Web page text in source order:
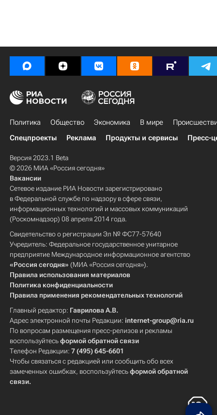
Политика Общество Экономика В мире
Спецпроекты
Реклама Продукты и сервисы Пресс-
Версия 2023.1 Beta
© 2026 МИА «Россия сегодня»
Вакансии
Сетевое издание РИА Новости зарегистрировано
в Федеральной службе по надзору в сфере связи,
информационных технологий и массовых коммуникаций
(Роскомнадзор) 08 апреля 2014 года.
Свидетельство о регистрации Эл № ФС77-57640
Учредитель: Федеральное государственное унитарное
предприятие Международное информационное агентство
«Россия сегодня» (МИА «Россия сегодня»).
Правила использования материалов
Политика конфиденциальности
Правила применения рекомендательных технологий
Главный редактор: Гаврилова А.В.
Адрес электронной почты Редакции: internet-group@ria.ru
По вопросам размещения пресс-релизов и рекламы
воспользуйтесьформой обратной связи
Телефон Редакции: 7 (495) 645-6601
Чтобы связаться с редакцией или сообщить обо всех
замеченных ошибках, воспользуйтесьформой обратной
связи.